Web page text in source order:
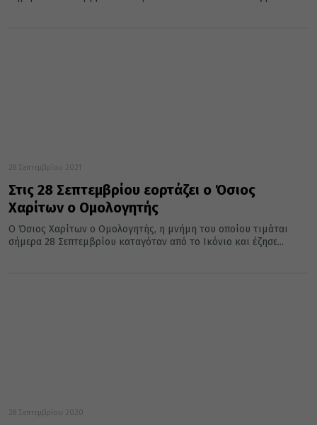
28 Σεπτεμβρίου 2021
Στις 28 Σεπτεμβρίου εορτάζει ο Όσιος
Χαρίτων ο Ομολογητής
Ο Όσιος Χαρίτων ο Ομολογητής, η μνήμη του οποίου τιμάται
σήμερα 28 Σεπτεμβρίου καταγόταν από το Ικόνιο και έζησε...
28 Σεπτεμβρίου 2020